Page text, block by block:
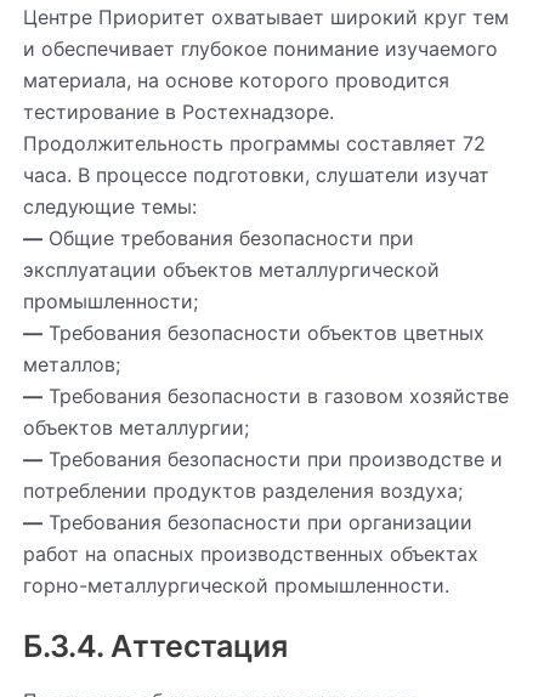
Центре Приоритет охватывает широкий круг тем
и обеспечивает глубокое понимание изучаемого
материала, на основе которого проводится
тестирование в Ростехнадзоре.
Продолжительность программы составляет 72
часа. В процессе подготовки, слушатели изучат
следующие темы:
—Общие требования безопасности при
эксплуатации объектов металлургической
промышленности;
—Требования безопасности объектов цветных
металлов;
—Требования безопасности в газовом хозяйстве
объектов металлургии;
—Требования безопасности при производстве и
потреблении продуктов разделения воздуха;
—Требования безопасности при организации
работ на опасных производственных объектах
горно-металлургической промышленности.
Б.3.4. Аттестация